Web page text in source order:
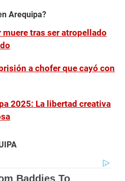
Arequipa?
tras ser atropellado
a chofer que cayó con
2025: La libertad creativa